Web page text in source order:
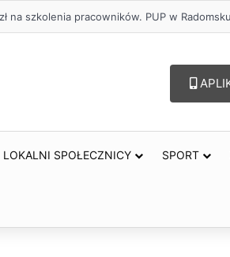
– lepszy wybór. Radomsko włącza się w
LOKALNI SPOŁECZNICY SPORT